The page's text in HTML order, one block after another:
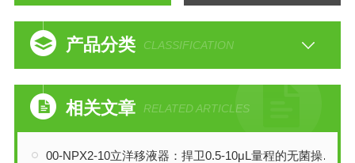
产品分类 CLASSIFICATION
相关文章 RELATED ARTICLES
00-NPX2-10立洋移液器：捍卫0.5-10μL量程的无菌操作与精准防线